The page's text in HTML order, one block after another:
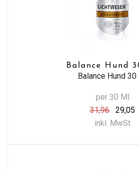
Balance Hund
Balance Hund 30
per 30 Ml
31,96
29,05
inkl. MwSt